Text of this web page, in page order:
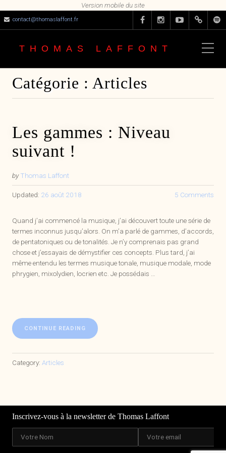
contact@thomaslaffont.fr
THOMAS LAFFONT
Catégorie : Articles
Les gammes : Niveau
suivant !
by Thomas Laffont
Updated: 26 août 2018 5 Comments
Quand j’ai commencé la musique, j’ai découvert toute une série de
termes inconnus jusqu’alors. On m’a parlé de gammes, d’accords,
de pentatoniques ou de tonalités. Je n’y comprenais pas grand
chose et j’essayais de démystifier ces concepts. Plus tard, j’ai
même entendu les termes musique tonale, musique modale, mode
phrygien, mixolydien, locrien etc. Je possédais …
CONTINUE READING « LES
GAMMES
NIVEAU
Category: Articles
Inscrivez-vous à la newsletter de Thomas Laffont